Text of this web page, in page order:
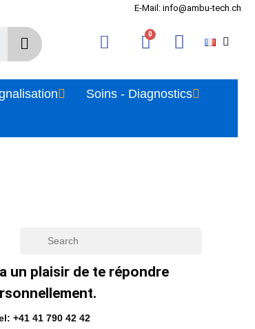
E-Mail: info@ambu-tech.ch
Soins - Diagnostics
un plaisir de te répondre
+41 41 790 42 42